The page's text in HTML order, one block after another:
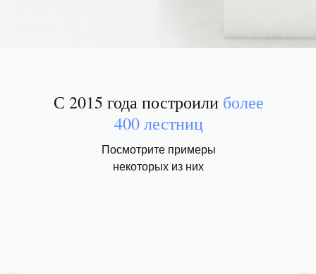
С 2015 года построили более
400 лестниц
Посмотрите примеры
некоторых из них